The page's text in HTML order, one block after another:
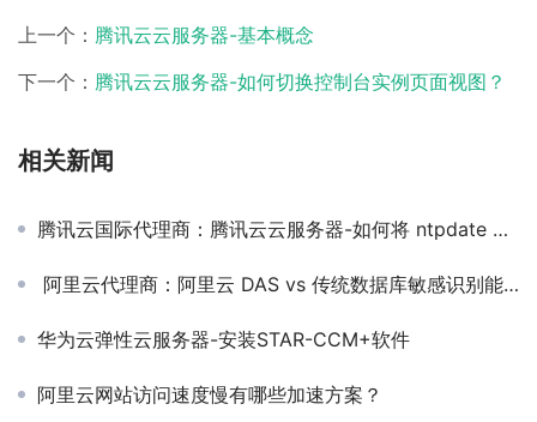
上一个： 腾讯云云服务器-基本概念
下一个： 腾讯云云服务器-如何切换控制台实例页面视图？
相关新闻
腾讯云国际代理商：腾讯云云服务器-如何将 ntpdate 转换为 ntpd？
阿里云代理商：阿里云 DAS vs 传统数据库敏感识别能力
华为云弹性云服务器-安装STAR-CCM+软件
阿里云网站访问速度慢有哪些加速方案？